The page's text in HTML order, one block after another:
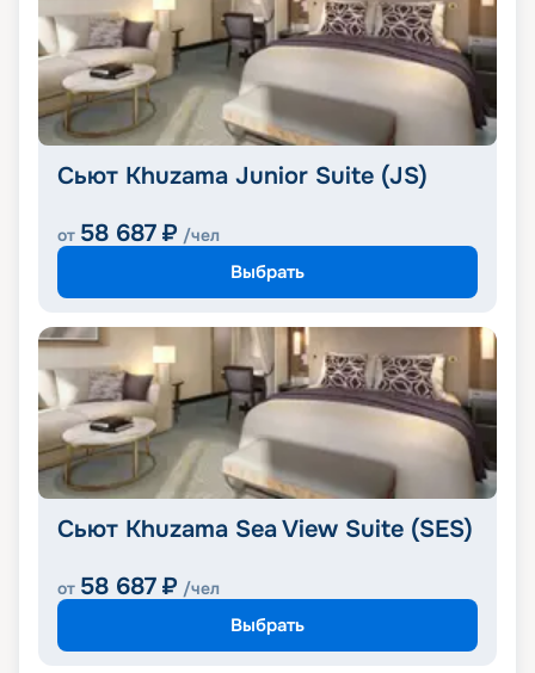
Сьют Khuzama Junior Suite (JS)
от 58 687 ₽ /чел
Выбрать
Сьют Khuzama Sea View Suite (SES)
от 58 687 ₽ /чел
Выбрать